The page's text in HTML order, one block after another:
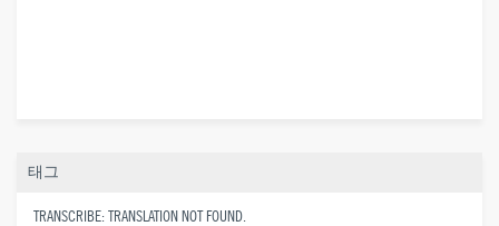
태그
TRANSCRIBE: TRANSLATION NOT FOUND.